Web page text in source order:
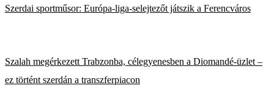
Szerdai sportműsor: Európa-liga-selejtezőt játszik a Ferencváros
Szalah megérkezett Trabzonba, célegyenesben a Diomandé-üzlet –
ez történt szerdán a transzferpiacon